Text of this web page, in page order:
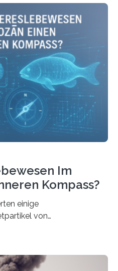
und den globalen
Die Überblicksstudie
ist in Communications Earth
Die Studie fasst bestehende
und interpretiert sie
das aus hydrothermalen
über ganze Ozeanbecken
Im
Kompass?
einige
von
ist es einem
mit